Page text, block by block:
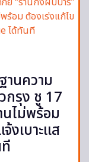
านความ
กรุง ชู 17
ไม่พร้อม
งเบาะแส